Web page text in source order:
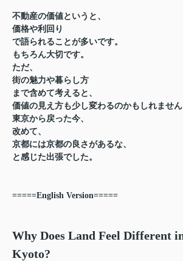
不動産の価値というと、
価格や利回り
で語られることが多いです。
もちろん大切です。
ただ、
街の魅力や暮らし方
まで含めて考えると、
価値の見え方も少し変わるのかもしれません
東京から戻った今、
改めて、
京都には京都の良さがあるな、
と感じた出張でした。
=====English Version=====
Why Does Land Feel Different
Kyoto?